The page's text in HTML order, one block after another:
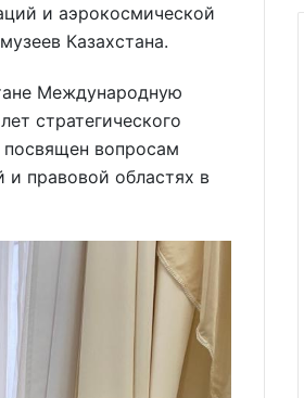
и аэрокосмической
Казахстана.
Международную
стратегического
посвящен вопросам
и правовой областях в